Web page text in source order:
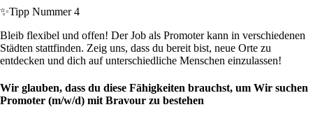
✨Tipp Nummer 4
Bleib flexibel und offen! Der Job als Promoter kann in verschiedenen
Städten stattfinden. Zeig uns, dass du bereit bist, neue Orte zu
entdecken und dich auf unterschiedliche Menschen einzulassen!
Wir glauben, dass du diese Fähigkeiten brauchst, um Wir suchen
Promoter (m/w/d) mit Bravour zu bestehen